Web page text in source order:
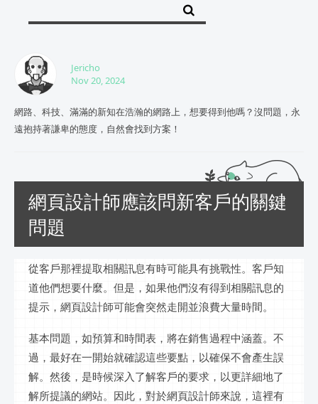
Jericho
Nov 20, 2024
網路、科技、滿滿的新知在浩瀚的網路上，想要得到他嗎？沒問題，永
遠抱持著謙卑的態度，自然會找到方案！
網頁設計師應該問新客戶的關鍵
問題
從客戶那裡提取相關訊息有時可能具有挑戰性。客戶知
道他們想要什麼。但是，如果他們沒有得到相關訊息的
提示，網頁設計師可能會突然走開並浪費大量時間。
基本問題，如預算和時間表，將在銷售過程中涵蓋。不
過，最好在一開始就確認這些要點，以確保不會產生誤
解。然後，是時候深入了解客戶的要求，以更詳細地了
解所提議的網站。因此，對於網頁設計師來說，這裡有